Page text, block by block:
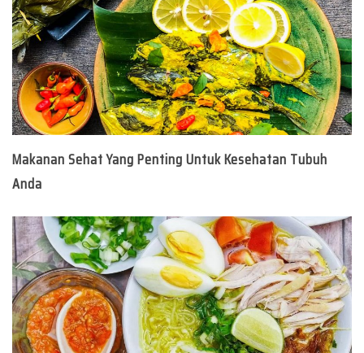
Makanan Sehat Yang Penting Untuk Kesehatan Tubuh
Anda